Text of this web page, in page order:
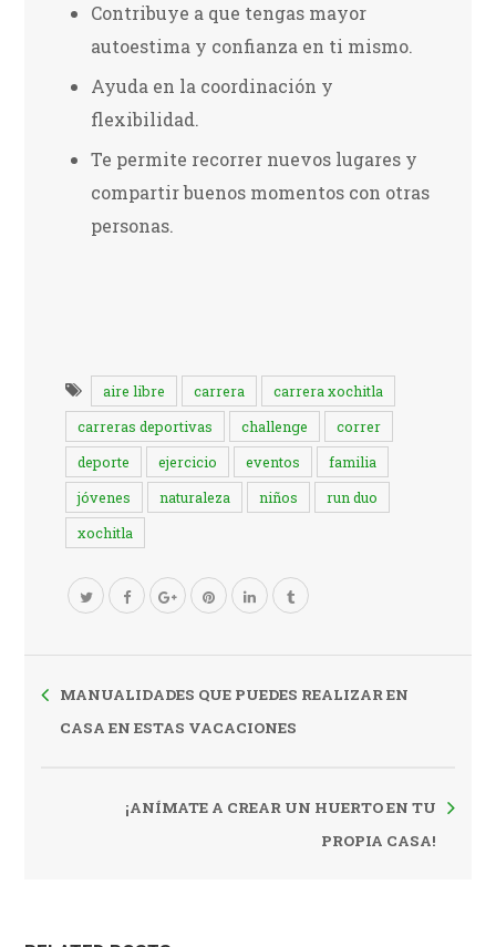
Contribuye a que tengas mayor
autoestima y confianza en ti mismo.
Ayuda en la coordinación y
flexibilidad.
Te permite recorrer nuevos lugares y
compartir buenos momentos con otras
personas.
aire libre carrera
carrera xochitla
carreras deportivas
challenge
correr
deporte
ejercicio eventos
familia
jóvenes
naturaleza niños
run duo
xochitla
MANUALIDADES QUE PUEDES REALIZAR EN
CASA EN ESTAS VACACIONES
¡ANÍMATE A CREAR UN HUERTO EN TU
PROPIA CASA!